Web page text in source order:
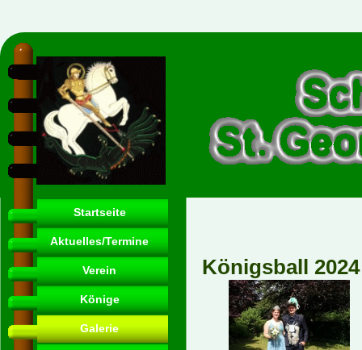
Startseite
Aktuelles/Termine
Verein
Könige
Galerie
Königsball 2024